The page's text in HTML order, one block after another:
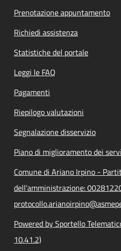
Prenotazione appuntamento
Richiedi assistenza
Statistiche del portale
Leggi le FAQ
Pagamenti
Riepilogo valutazioni
Segnalazione disservizio
Piano di miglioramento dei
Comune di Ariano Irpino -
dell'amministrazione:
Powered by Sportello
10.41.2)